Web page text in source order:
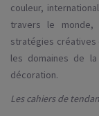
couleur,
travers le
stratégies créatives
les domaines de
décoration.
Les cahiers de